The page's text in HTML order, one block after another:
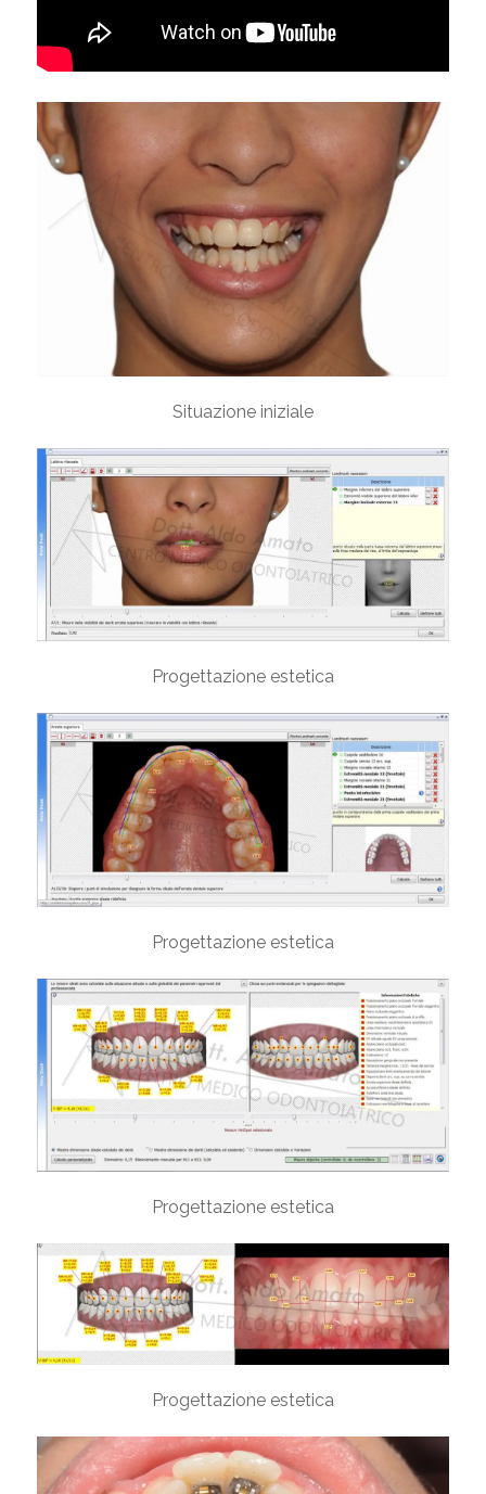
Situazione iniziale
Progettazione estetica
Progettazione estetica
Progettazione estetica
Progettazione estetica